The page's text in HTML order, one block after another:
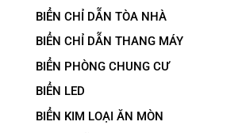
BIỂN CHỈ DẪN TÒA NHÀ
BIỂN CHỈ DẪN THANG MÁY
BIỂN PHÒNG CHUNG CƯ
BIỂN LED
BIỂN KIM LOẠI ĂN MÒN